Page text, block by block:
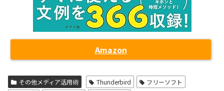
Amazon
その他メディア活用術 Thunderbird
フリーソフト